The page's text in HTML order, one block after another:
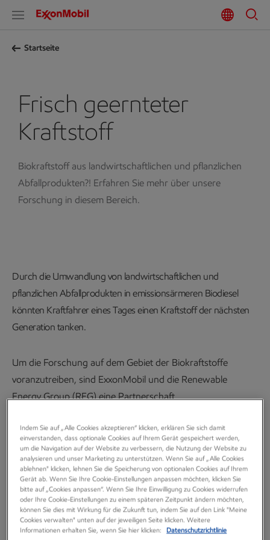
Startseite
Frisch geernteter
Kraftstoff
Biokraftstoff aus landwirtschaftlichen und pflanzlichen
Abfallprodukten?! Erfahren Sie mehr über unsere
Forschung in diesem Bereich.
Durch die Umwandlung von landwirtschaftlichen und
pflanzlichen Abfallprodukten in emissionsärmeren Biodiesel
könnten Kraftfahrer eines Tages einen Kraftstoff der nächsten
Generation tanken.
Um die Forschung auf dem Gebiet der Biokraftstoffe
voranzutreiben, sind ExxonMobil und die Renewable
Energy Group (REG) eine Partnerschaft
Gewinnung von Zucker aus landwirtschaftlichen Resten
(nicht essbare Pflanzenfasern wie Weizenstroh und
Getreidehalme, die für Landwirte nur bedingt nutzbar sind)
spezialisiert.
Das in der Schweiz ansässige Unternehmen zeichnet sich
durch ein hochspezialisiertes Verfahren mit dem
Indem Sie auf „Alle Cookies akzeptieren“ klicken, erklären Sie sich damit
einverstanden, dass optionale Cookies auf Ihrem Gerät gespeichert werden,
um die Navigation auf der Website zu verbessern, die Nutzung der Website zu
analysieren und unser Marketing zu unterstützen. Wenn Sie auf „Alle Cookies
ablehnen" klicken, lehnen Sie die Speicherung von optionalen Cookies auf Ihrem
Gerät ab. Wenn Sie Ihre Cookie-Einstellungen anpassen möchten, klicken Sie
bitte auf „Cookies anpassen“. Wenn Sie Ihre Einwilligung zu Cookies widerrufen
oder Ihre Cookie-Einstellungen zu einem späteren Zeitpunkt ändern möchten,
können Sie dies mit Wirkung für die Zukunft tun, indem Sie auf den Link "Meine
Cookies verwalten" unten auf der jeweiligen Seite klicken. Weitere
Informationen erhalten Sie, wenn Sie hier klicken:
Datenschutzrichtlinie